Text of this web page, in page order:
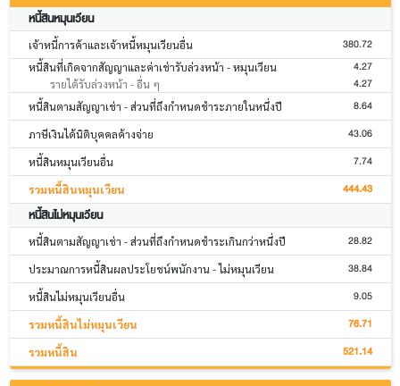
หนี้สินหมุนเวียน
เจ้าหนี้การค้าและเจ้าหนี้หมุนเวียนอื่น 380.72
หนี้สินที่เกิดจากสัญญาและค่าเช่ารับล่วงหน้า - หมุนเวียน 4.27
รายได้รับล่วงหน้า - อื่น ๆ 4.27
หนี้สินตามสัญญาเช่า - ส่วนที่ถึงกำหนดชำระภายในหนึ่งปี 8.64
ภาษีเงินได้นิติบุคคลค้างจ่าย 43.06
หนี้สินหมุนเวียนอื่น 7.74
รวมหนี้สินหมุนเวียน 444.43
หนี้สินไม่หมุนเวียน
หนี้สินตามสัญญาเช่า - ส่วนที่ถึงกำหนดชำระเกินกว่าหนึ่งปี 28.82
ประมาณการหนี้สินผลประโยชน์พนักงาน - ไม่หมุนเวียน 38.84
หนี้สินไม่หมุนเวียนอื่น 9.05
รวมหนี้สินไม่หมุนเวียน 76.71
รวมหนี้สิน 521.14